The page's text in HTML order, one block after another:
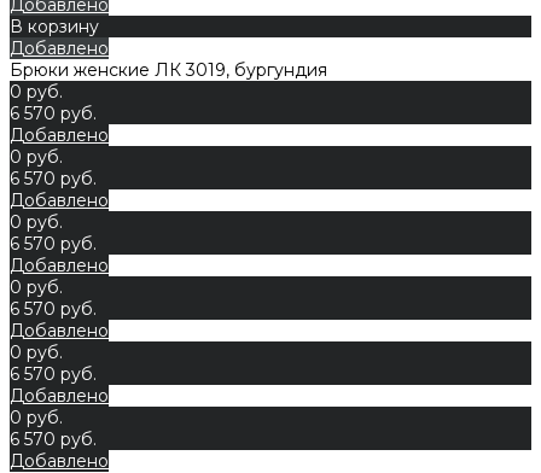
В корзину
Добавлено
Брюки женские ЛК 3019, бургундия
0 руб.
6 570 руб.
Добавлено
0 руб.
6 570 руб.
Добавлено
0 руб.
6 570 руб.
Добавлено
0 руб.
6 570 руб.
Добавлено
0 руб.
6 570 руб.
Добавлено
0 руб.
6 570 руб.
Добавлено